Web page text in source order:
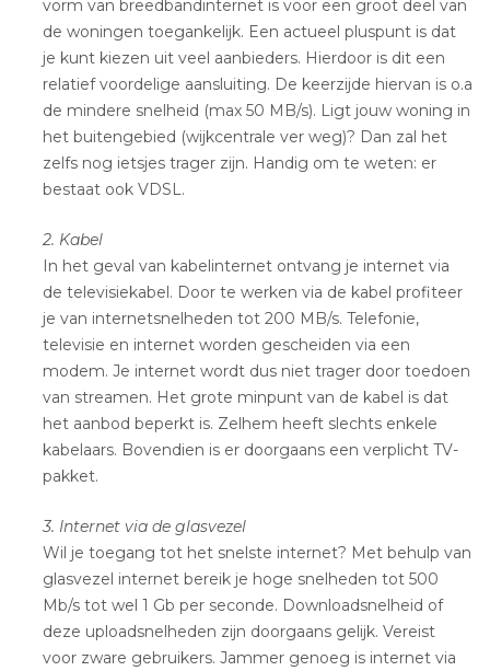
vorm van breedbandinternet is voor een groot deel van
de woningen toegankelijk. Een actueel pluspunt is dat
je kunt kiezen uit veel aanbieders. Hierdoor is dit een
relatief voordelige aansluiting. De keerzijde hiervan is o.a
de mindere snelheid (max 50 MB/s). Ligt jouw woning in
het buitengebied (wijkcentrale ver weg)? Dan zal het
zelfs nog ietsjes trager zijn. Handig om te weten: er
bestaat ook VDSL.
2. Kabel
In het geval van kabelinternet ontvang je internet via
de televisiekabel. Door te werken via de kabel profiteer
je van internetsnelheden tot 200 MB/s. Telefonie,
televisie en internet worden gescheiden via een
modem. Je internet wordt dus niet trager door toedoen
van streamen. Het grote minpunt van de kabel is dat
het aanbod beperkt is. Zelhem heeft slechts enkele
kabelaars. Bovendien is er doorgaans een verplicht TV-
pakket.
3. Internet via de glasvezel
Wil je toegang tot het snelste internet? Met behulp van
glasvezel internet bereik je hoge snelheden tot 500
Mb/s tot wel 1 Gb per seconde. Downloadsnelheid of
deze uploadsnelheden zijn doorgaans gelijk. Vereist
voor zware gebruikers. Jammer genoeg is internet via